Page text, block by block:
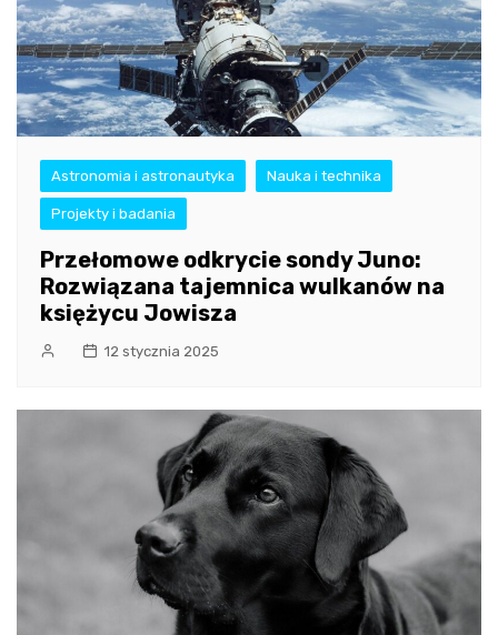
Astronomia i astronautyka Nauka i technika
Projekty i badania
Przełomowe odkrycie sondy Juno:
Rozwiązana tajemnica wulkanów na
księżycu Jowisza
12 stycznia 2025